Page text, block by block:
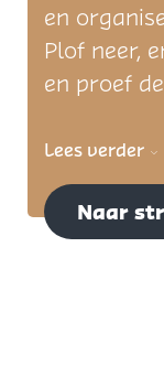
en
Plof neer,
en proef
Lees verder
Naar